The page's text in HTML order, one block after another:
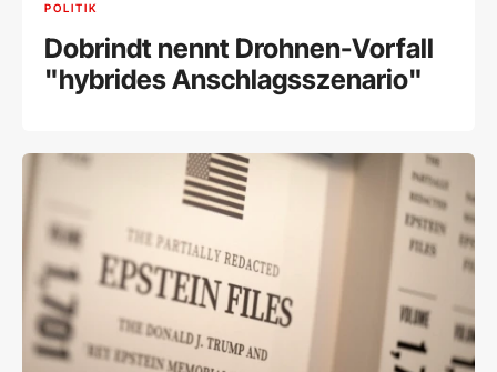
POLITIK
Dobrindt nennt Drohnen-Vorfall
"hybrides Anschlagsszenario"